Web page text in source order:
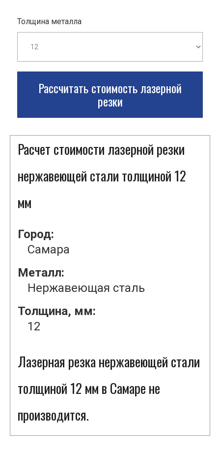
Толщина металла
Рассчитать стоимость лазерной
резки
Расчет стоимости лазерной резки
нержавеющей стали толщиной 12
мм
Город:
Самара
Металл:
Нержавеющая сталь
Толщина, мм:
12
Лазерная резка нержавеющей стали
толщиной 12 мм в Самаре не
производится.